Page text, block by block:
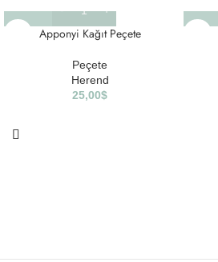
Apponyi Kağıt Peçete
Peçete
Herend
25,00$